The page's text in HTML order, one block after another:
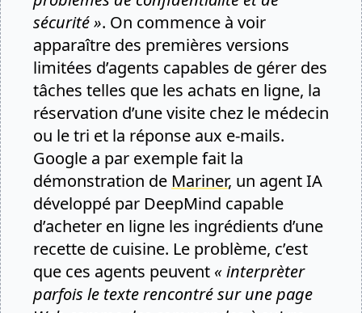
sécurité ». On commence à voir
apparaître des premières versions
limitées d’agents capables de gérer des
tâches telles que les achats en ligne, la
réservation d’une visite chez le médecin
ou le tri et la réponse aux e-mails.
Google a par exemple fait la
démonstration de Mariner, un agent IA
développé par DeepMind capable
d’acheter en ligne les ingrédients d’une
recette de cuisine. Le problème, c’est
que ces agents peuvent « interprèter
parfois le texte rencontré sur une page